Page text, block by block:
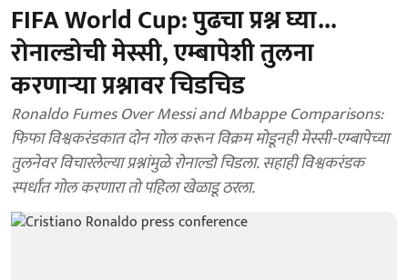
FIFA World Cup: पुढचा प्रश्न घ्या...
रोनाल्डोची मेस्सी, एम्बापेशी तुलना
करणाऱ्या प्रश्नावर चिडचिड
Ronaldo Fumes Over Messi and Mbappe Comparisons:
फिफा विश्वकरंडकात दोन गोल करून विक्रम मोडूनही मेस्सी-एम्बापेच्या
तुलनेवर विचारलेल्या प्रश्नांमुळे रोनाल्डो चिडला. सहाही विश्वकरंडक
स्पर्धांत गोल करणारा तो पहिला खेळाडू ठरला.